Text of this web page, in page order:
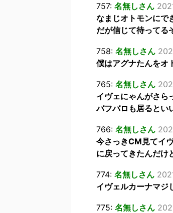
757: 名無しさん
なまじオトモンにで
だが信じて待ってる
758: 名無しさん
僕はアグナたんをオ
765: 名無しさん
イヴェにゃんがさら
バフバロも居るとい
766: 名無しさん
今さっきCM見てイ
に戻ってきたんだ
774: 名無しさん
イヴェルカーナマジ
775: 名無しさん